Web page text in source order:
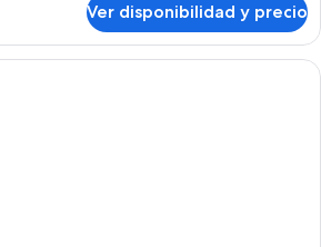
Ver disponibilidad y precio